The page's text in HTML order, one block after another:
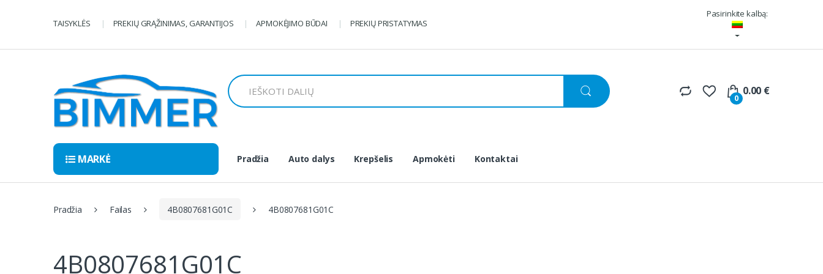
TAISYKLĖS PREKIŲ GRĄŽINIMAS, GARANTIJOS APMOKĖJIMO BŪDAI PREKIŲ PRISTATYMAS
Pasirinkite kalbą:
Ieškoti:
0
0.00 €
MARKĖ Pradžia Auto dalys Krepšelis Apmokėti Kontaktai
Pradžia Failas 4B0807681G01C 4B0807681G01C
4B0807681G01C